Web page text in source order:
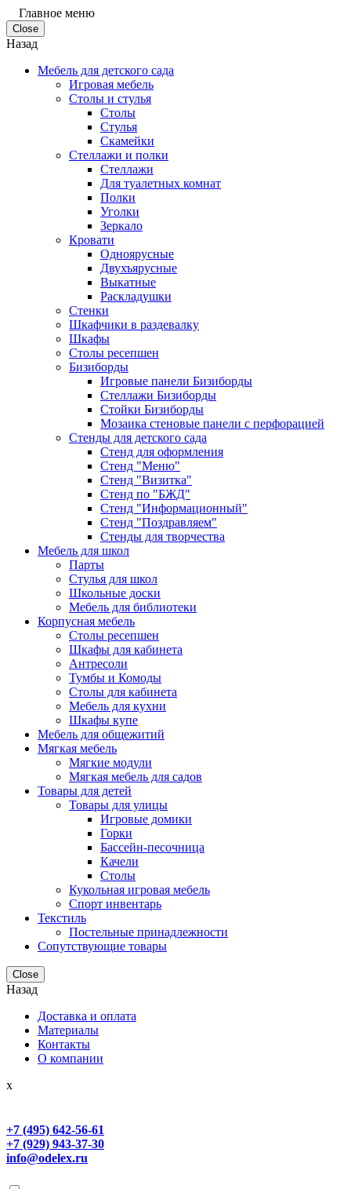
Главное меню
Close
Назад
Мебель для детского сада
Игровая мебель
Столы и стулья
Столы
Стулья
Скамейки
Стеллажи и полки
Стеллажи
Для туалетных комнат
Полки
Уголки
Зеркало
Кровати
Одноярусные
Двухъярусные
Выкатные
Раскладушки
Стенки
Шкафчики в раздевалку
Шкафы
Столы ресепшен
Бизиборды
Игровые панели Бизиборды
Стеллажи Бизиборды
Стойки Бизиборды
Мозаика стеновые панели с перфорацией
Стенды для детского сада
Стенд для оформления
Стенд "Меню"
Стенд "Визитка"
Стенд по "БЖД"
Стенд "Информационный"
Стенд "Поздравляем"
Стенды для творчества
Мебель для школ
Парты
Стулья для школ
Школьные доски
Мебель для библиотеки
Корпусная мебель
Столы ресепшен
Шкафы для кабинета
Антресоли
Тумбы и Комоды
Столы для кабинета
Мебель для кухни
Шкафы купе
Мебель для общежитий
Мягкая мебель
Мягкие модули
Мягкая мебель для садов
Товары для детей
Товары для улицы
Игровые домики
Горки
Бассейн-песочница
Качели
Столы
Кукольная игровая мебель
Спорт инвентарь
Текстиль
Постельные принадлежности
Сопутствующие товары
Close
Назад
Доставка и оплата
Материалы
Контакты
О компании
x
+7 (495) 642-56-61
+7 (929) 943-37-30
info@odelex.ru